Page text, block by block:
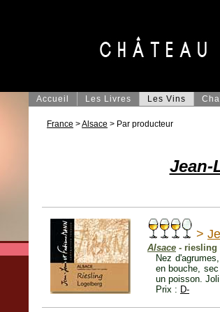
Accueil Les Livres Les Vins
France >Alsace > Par producteur
Jean-
>
Alsace - riesling
Nez
en bouche,
un poisson.
Prix : D-